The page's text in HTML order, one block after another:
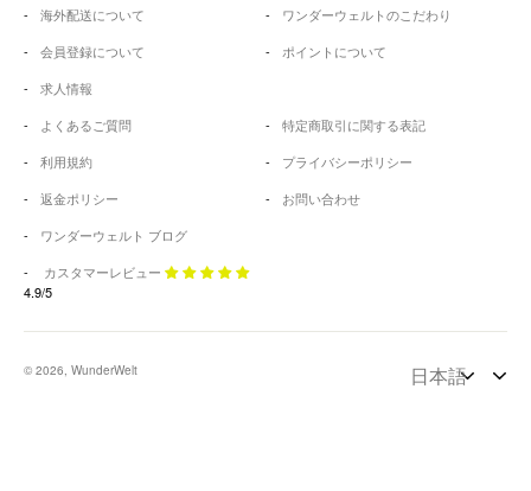
海外配送について
ワンダーウェルトのこだわり
会員登録について
ポイントについて
求人情報
よくあるご質問
特定商取引に関する表記
利用規約
プライバシーポリシー
返金ポリシー
お問い合わせ
ワンダーウェルト ブログ
カスタマーレビュー
4.9/5
© 2026, WunderWelt